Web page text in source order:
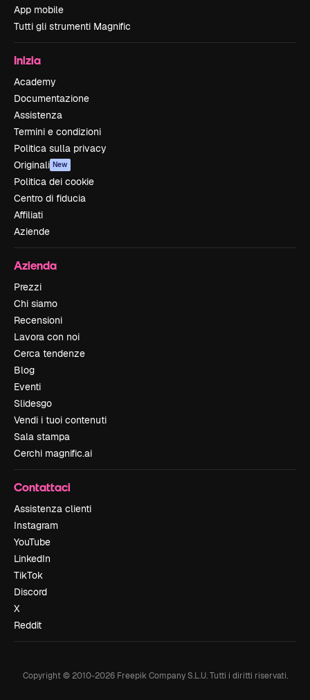
App mobile
Tutti gli strumenti Magnific
Inizia
Academy
Documentazione
Assistenza
Termini e condizioni
Politica sulla privacy
Originali New
Politica dei cookie
Centro di fiducia
Affiliati
Aziende
Azienda
Prezzi
Chi siamo
Recensioni
Lavora con noi
Cerca tendenze
Blog
Eventi
Slidesgo
Vendi i tuoi contenuti
Sala stampa
Cerchi magnific.ai
Contattaci
Assistenza clienti
Instagram
YouTube
LinkedIn
TikTok
Discord
X
Reddit
Copyright © 2010-2026Freepik Company S.L.U. Tutti i diritti riservati.